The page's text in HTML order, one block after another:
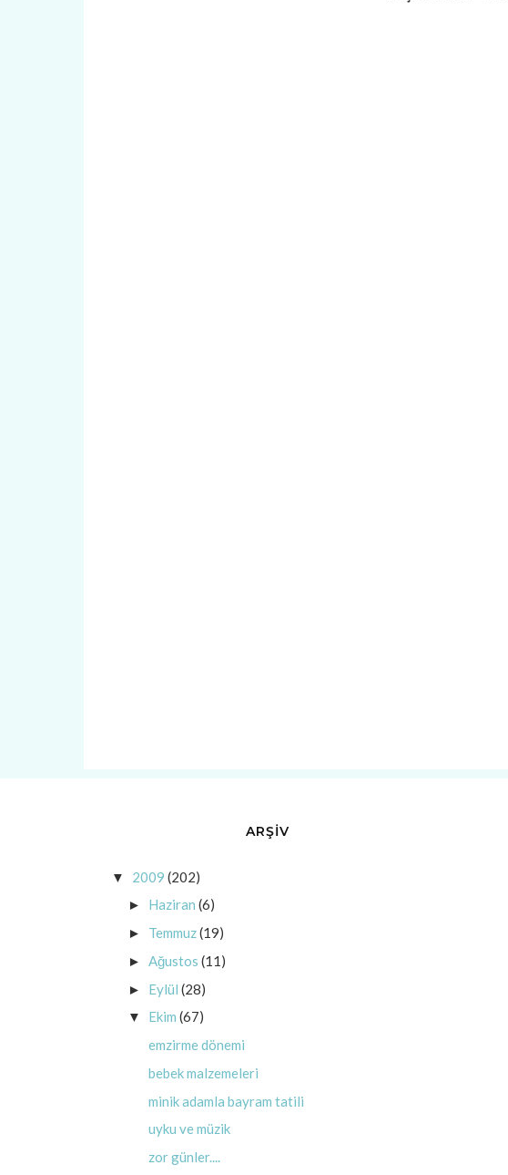
ARŞİV
▼ 2009 (202)
► Haziran (6)
► Temmuz(19)
► Ağustos (11)
► Eylül (28)
▼ Ekim (67)
emzirme dönemi
bebek malzemeleri
minik adamla bayram tatili
uyku ve müzik
zor günler....